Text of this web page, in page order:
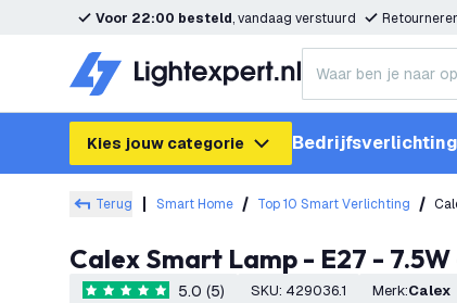
Voor 22:00 besteld, vandaag verstuurd
Kies jouw categorie Bedrijfsverlichting
Terug Smart Home Top 10 Smart Verlichting
Calex Smart Lamp - E27 -
5.0 (5) SKU: 429036.1 Merk: Calex